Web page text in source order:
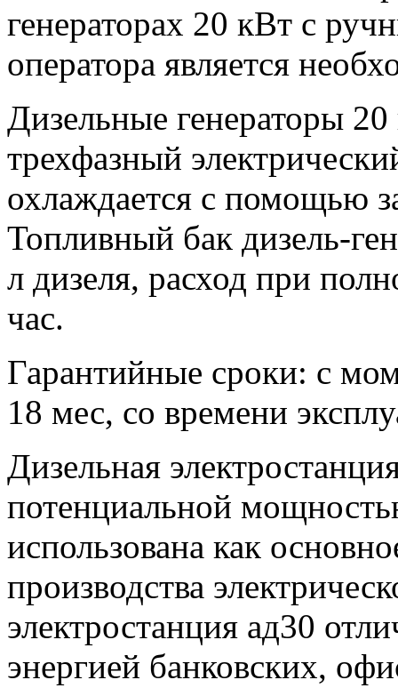
генераторах 20 кВт с
оператора является
Дизельные генераторы
трехфазный
охлаждается с помощью
Топливный бак дизель-
л дизеля, расход при
час.
Гарантийные сроки: с
18 мес, со времени
Дизельная
потенциальной
использована как
производства
электростанция ад30
энергией банковских,